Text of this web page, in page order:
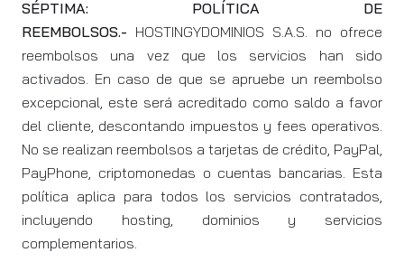
SÉPTIMA: POLÍTICA DE
REEMBOLSOS.- HOSTINGYDOMINIOS S.A.S. no ofrece
reembolsos una vez que los servicios han sido
activados. En caso de que se apruebe un reembolso
excepcional, este será acreditado como saldo a favor
del cliente, descontando impuestos y fees operativos.
No se realizan reembolsos a tarjetas de crédito, PayPal,
PayPhone, criptomonedas o cuentas bancarias. Esta
política aplica para todos los servicios contratados,
incluyendo hosting, dominios y servicios
complementarios.